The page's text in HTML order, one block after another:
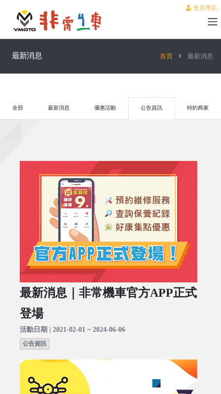
會員專區
最新消息 首頁 最新消息
全部 最新消息 優惠活動 公告資訊 特約商家
最新消息｜非常機車官方APP正式
登場
活動日期 | 2021-02-01 ~ 2024-06-06
公告資訊